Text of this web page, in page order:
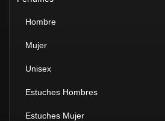
Hombre
Mujer
Unisex
Estuches Hombres
Estuches Mujer